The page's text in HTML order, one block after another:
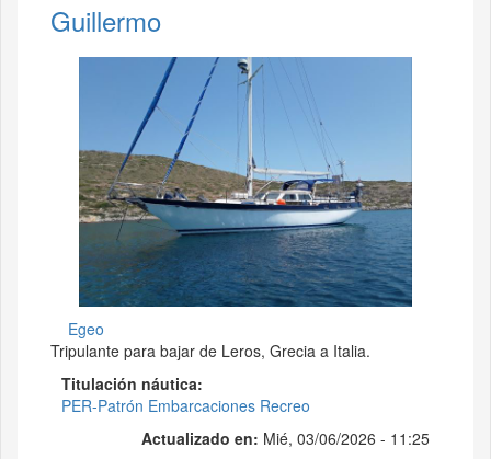
Guillermo
Egeo
Tripulante para bajar de Leros, Grecia a Italia.
Titulación náutica
PER-Patrón Embarcaciones Recreo
Actualizado en: Mié, 03/06/2026 - 11:25